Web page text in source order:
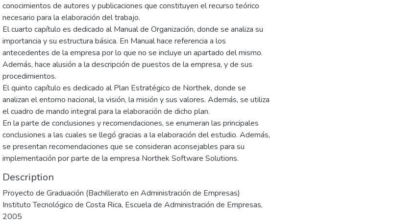
conocimientos de autores y publicaciones que constituyen el recurso teórico
necesario para la elaboración del trabajo.
El cuarto capítulo es dedicado al Manual de Organización, donde se analiza su
importancia y su estructura básica. En Manual hace referencia a los
antecedentes de la empresa por lo que no se incluye un apartado del mismo.
Además, hace alusión a la descripción de puestos de la empresa, y de sus
procedimientos.
El quinto capítulo es dedicado al Plan Estratégico de Northek, donde se
analizan el entorno nacional, la visión, la misión y sus valores. Además, se utiliza
el cuadro de mando integral para la elaboración de dicho plan.
En la parte de conclusiones y recomendaciones, se enumeran las principales
conclusiones a las cuales se llegó gracias a la elaboración del estudio. Además,
se presentan recomendaciones que se consideran aconsejables para su
implementación por parte de la empresa Northek Software Solutions.
Description
Proyecto de Graduación (Bachillerato en Administración de Empresas)
Instituto Tecnológico de Costa Rica, Escuela de Administración de Empresas,
2005